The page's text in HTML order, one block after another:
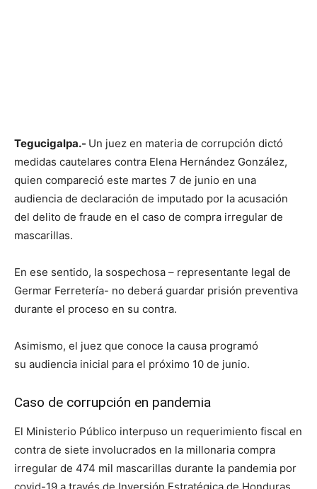
Tegucigalpa.- Un juez en materia de corrupción dictó
medidas cautelares contra Elena Hernández González,
quien compareció este martes 7 de junio en una
audiencia de declaración de imputado por la acusación
del delito de fraude en el caso de compra irregular de
mascarillas.
En ese sentido, la sospechosa – representante legal de
Germar Ferretería- no deberá guardar prisión preventiva
durante el proceso en su contra.
Asimismo, el juez que conoce la causa programó
su audiencia inicial para el próximo 10 de junio.
Caso de corrupción en pandemia
El Ministerio Público interpuso un requerimiento fiscal en
contra de siete involucrados en la millonaria compra
irregular de 474 mil mascarillas durante la pandemia por